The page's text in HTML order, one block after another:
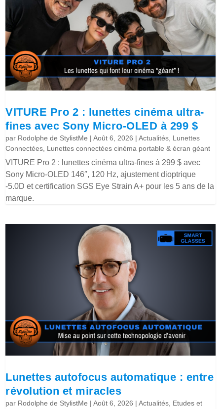
VITURE Pro 2 : lunettes cinéma ultra-
fines avec Sony Micro-OLED à 299 $
par Rodolphe de StylistMe |Août 6, 2026 |Actualités, Lunettes
Connectées, Lunettes connectées cinéma portable & écran géant
VITURE Pro 2 : lunettes cinéma ultra-fines à 299 $ avec
Sony Micro-OLED 146″, 120 Hz, ajustement dioptrique
-5.0D et certification SGS Eye Strain A+ pour les 5 ans de la
marque.
Lunettes autofocus automatique : entre
révolution et miracles
par Rodolphe de StylistMe |Août 6, 2026 |Actualités, Etudes et